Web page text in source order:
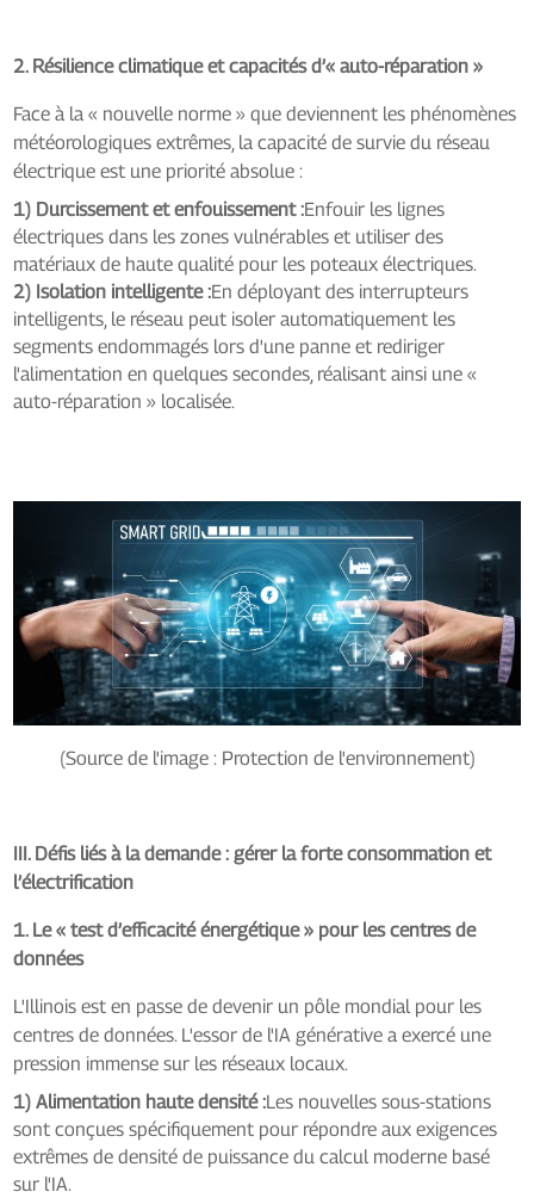
2. Résilience climatique et capacités d’« auto-réparation »
Face à la « nouvelle norme » que deviennent les phénomènes
météorologiques extrêmes, la capacité de survie du réseau
électrique est une priorité absolue :
1) Durcissement et enfouissement :Enfouir les lignes
électriques dans les zones vulnérables et utiliser des
matériaux de haute qualité pour les poteaux électriques.
2) Isolation intelligente :En déployant des interrupteurs
intelligents, le réseau peut isoler automatiquement les
segments endommagés lors d'une panne et rediriger
l'alimentation en quelques secondes, réalisant ainsi une «
auto-réparation » localisée.
(Source de l'image : Protection de l'environnement)
III. Défis liés à la demande : gérer la forte consommation et
l’électrification
1. Le « test d’efficacité énergétique » pour les centres de
données
L'Illinois est en passe de devenir un pôle mondial pour les
centres de données. L'essor de l'IA générative a exercé une
pression immense sur les réseaux locaux.
1) Alimentation haute densité :Les nouvelles sous-stations
sont conçues spécifiquement pour répondre aux exigences
extrêmes de densité de puissance du calcul moderne basé
sur l'IA.